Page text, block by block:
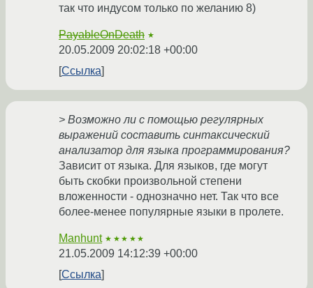
так что индусом только по желанию 8)
PayableOnDeath ★
20.05.2009 20:02:18 +00:00
Ссылка
> Возможно ли с помощью регулярных
выражений составить синтаксический
анализатор для языка программирования?
Зависит от языка. Для языков, где могут
быть скобки произвольной степени
вложенности - однозначно нет. Так что все
более-менее популярные языки в пролете.
Manhunt ★★★★★
21.05.2009 14:12:39 +00:00
Ссылка